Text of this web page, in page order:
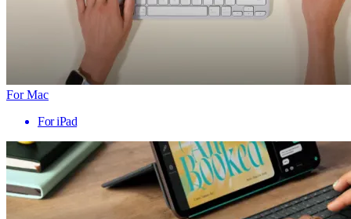
For Mac
For iPad